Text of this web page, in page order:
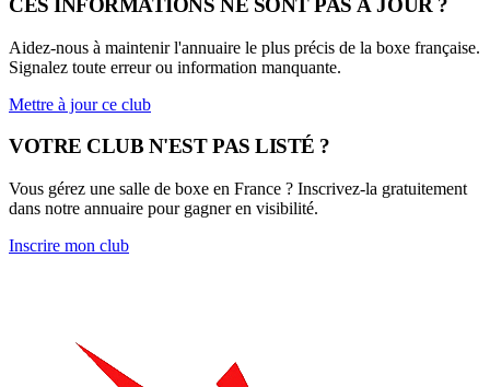
CES INFORMATIONS NE SONT PAS À JOUR ?
Aidez-nous à maintenir l'annuaire le plus précis de la boxe française.
Signalez toute erreur ou information manquante.
Mettre à jour ce club
VOTRE CLUB N'EST PAS LISTÉ ?
Vous gérez une salle de boxe en France ? Inscrivez-la gratuitement
dans notre annuaire pour gagner en visibilité.
Inscrire mon club